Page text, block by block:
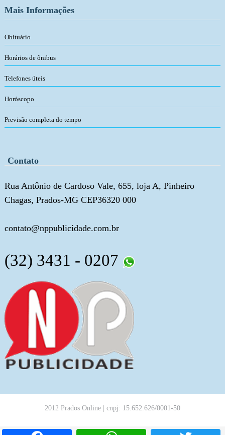
Mais Informações
Obituário
Horários de ônibus
Telefones úteis
Horóscopo
Previsão completa do tempo
Contato
Rua Antônio de Cardoso Vale, 655, loja A, Pinheiro
Chagas, Prados-MG CEP36320 000
contato@nppublicidade.com.br
(32) 3431 - 0207
Facebook WhatsApp
2012 Prados Online | cnpj: 15.652.626/0001-50